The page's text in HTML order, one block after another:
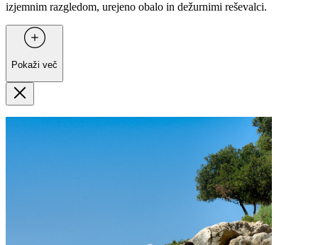
izjemnim razgledom, urejeno obalo in dežurnimi reševalci.
Pokaži več